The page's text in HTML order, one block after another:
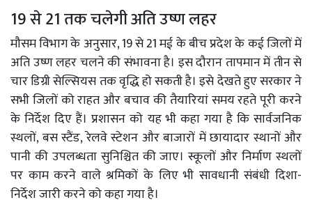
19 से 21 तक चलेगी अति उष्ण लहर
मौसम विभाग के अनुसार, 19 से 21 मई के बीच प्रदेश के कई जिलों में
अति उष्ण लहर चलने की संभावना है। इस दौरान तापमान में तीन से
चार डिग्री सेल्सियस तक वृद्धि हो सकती है। इसे देखते हुए सरकार ने
सभी जिलों को राहत और बचाव की तैयारियां समय रहते पूरी करने
के निर्देश दिए हैं। प्रशासन को यह भी कहा गया है कि सार्वजनिक
स्थलों, बस स्टैंड, रेलवे स्टेशन और बाजारों में छायादार स्थानों और
पानी की उपलब्धता सुनिश्चित की जाए। स्कूलों और निर्माण स्थलों
पर काम करने वाले श्रमिकों के लिए भी सावधानी संबंधी दिशा-
निर्देश जारी करने को कहा गया है।